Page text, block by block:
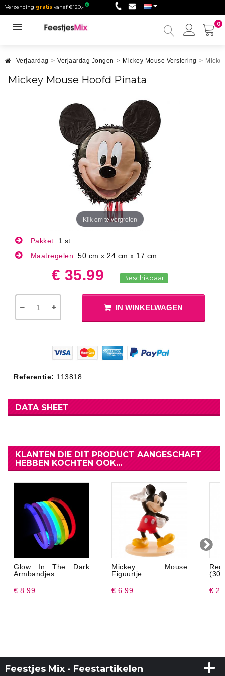
Verzending gratis vanaf €120,-
0
Mijn
Verjaardag > Verjaardag Jongen > Mickey Mouse Versiering >
Mickey Mouse Hoofd Pinata
Klik om te vergroten
Pakket: 1 st
Maatregelen: 50 cm x 24 cm x 17 cm
€ 35.99 Beschikbaar
IN WINKELWAGEN
Referentie: 113818
DATA SHEET
KLANTEN DIE DIT PRODUCT AANGESCHAFT
HEBBEN KOCHTEN OOK...
Glow In The Dark
Armbandjes...
€ 8.99
Mickey Mouse
Figuurtje
€ 6.99
(30
€
Feestjes Mix - Feestartikelen